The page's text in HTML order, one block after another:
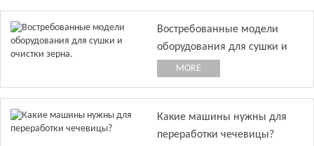
Востребованные модели
оборудования для сушки и
очистки зерна.
MORE
Какие машины нужны для
переработки чечевицы?